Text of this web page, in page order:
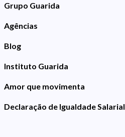
Grupo Guarida
Agências
Blog
Instituto Guarida
Amor que movimenta
Declaração de Igualdade Salarial